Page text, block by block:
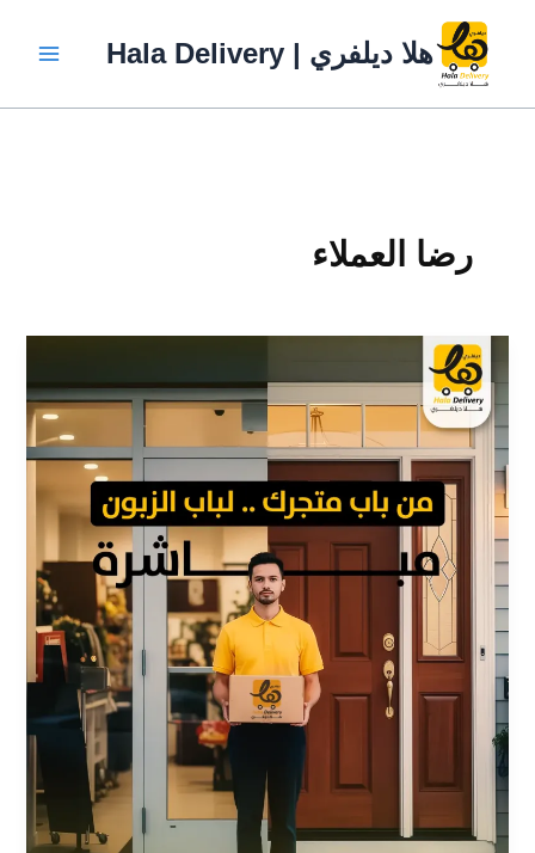
المحتوى
هلا ديلفري | Hala Delivery
رضا العملاء
كيف
تختار
شركة
التوصيل
المناسبة
لمتجرك
الإلكتروني؟